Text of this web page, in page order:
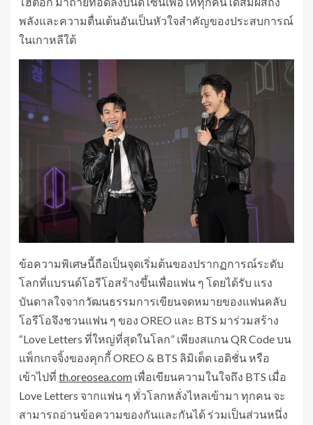
พลังและความตื่นเต้นอันเป็นหัวใจสำคัญของประสบการณ์
ในเกาหลีใต้
ข้อความพิเศษนี้ถือเป็นจุดเริ่มต้นของปรากฏการณ์ระดับ
โลกที่แบรนด์โอรีโอสร้างขึ้นเพื่อแฟน ๆ โดยได้รับ แรง
บันดาลใจจากวัฒนธรรมการเขียนจดหมายของแฟนคลับ
โอรีโอจึงชวนแฟน ๆ ของ OREO และ BTS มาร่วมสร้าง
“Love Letters ที่ใหญ่ที่สุดในโลก” เพียงสแกน QR Code บน
แพ็กเกจจิ้งของคุกกี้ OREO & BTS ลิมิเต็ด เอดิชั่น หรือ
เข้าไปที่ th.oreosea.com เพื่อเขียนความในใจถึง BTS เมื่อ
Love Letters จากแฟน ๆ ทั่วโลกหลั่งไหลเข้ามา ทุกคน จะ
สามารถอ่านข้อความของกันและกันได้ ร่วมเป็นส่วนหนึ่ง